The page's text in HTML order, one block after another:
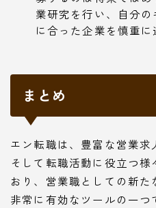
業研究を行い、自分
に合った企業を慎重に
まとめ
エン転職は、豊富な営業求
そして転職活動に役立つ
おり、営業職としての新
非常に有効なツールの一